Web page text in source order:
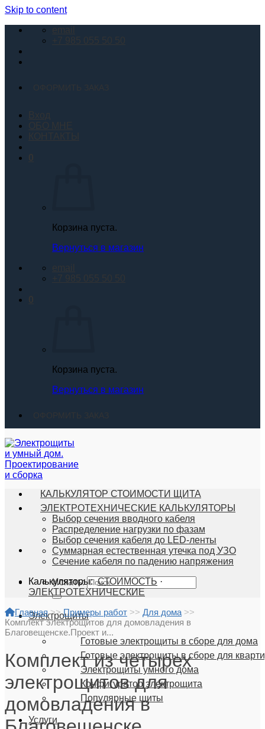
Skip to content
email
+7 985 055 50 50
ОФОРМИТЬ ЗАКАЗ
ОБО МНЕ
КОНТАКТЫ
Корзина пуста.
Вернуться в магазин
email
+7 985 055 50 50
Корзина пуста.
Вернуться в магазин
ОФОРМИТЬ ЗАКАЗ
Искать:
Электрощиты
Готовые электрощиты в сборе для дома
Готовые электрощиты в сборе для
Электрощиты умного дома
Конфигуратор электрощита
Популярные щиты
Услуги
КАЛЬКУЛЯТОР СТОИМОСТИ ЩИТА
ЭЛЕКТРОТЕХНИЧЕСКИЕ КАЛЬКУЛЯТОРЫ
Выбор сечения вводного кабеля
Распределение нагрузки по фазам
Выбор сечения кабеля до LED-ленты
Суммарная естественная утечка под УЗО
Сечение кабеля по падению напряжения
Калькуляторы:СТОИМОСТЬ ·
ЭЛЕКТРОТЕХНИЧЕСКИЕ
Главная>>Примеры работ >> Для дома >>
Комплект электрощитов для домовладения в
Благовещенске.Проект и...
Комплект из четырех
электрощитов для
домовладения в